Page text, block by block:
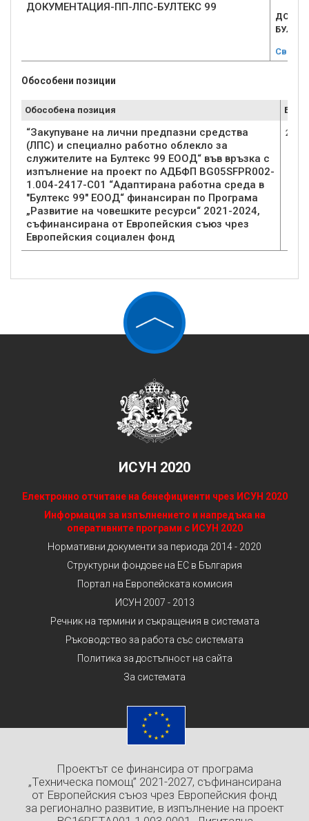
ДОКУМЕНТАЦИЯ-ПП-ЛПС-БУЛТЕКС 99
Свали
Обособени позиции
Обособена позиция Брой
“Закупуване на лични предпазни средства
(ЛПС) и специално работно облекло за
служителите на Бултекс 99 ЕООД“ във връзка с
изпълнение на проект по АДБФП BG05SFPR002-
1.004-2417-C01 “Адаптирана работна среда в
"Бултекс 99" ЕООД“ финансиран по Програма
„Развитие на човешките ресурси“ 2021-2024,
съфинансирана от Европейския съюз чрез
Европейския социален фонд
2
ИСУН 2020
Електронно отчитане на бенефициенти чрез ИСУН 2020
Информация за изпълнението и напредъка на
оперативните програми с ИСУН 2020
Нормативни документи за периода 2014 - 2020
Структурни фондове на ЕС в България
Портал на Европейската комисия
ИСУН 2007 - 2013
Речник на термини и съкращения в системата
Ръководство за работа със системата
Политика за достъпност на сайта
За системата
Проектът се финансира от програма
„Техническа помощ” 2021-2027, съфинансирана
от Европейския съюз чрез Европейския фонд
за регионално развитие, в изпълнение на проект